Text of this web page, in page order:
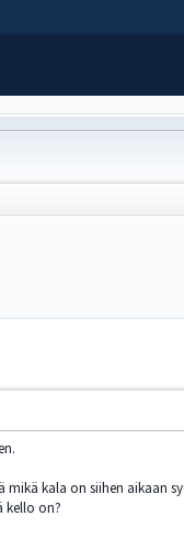
mikä kala on siihen aikaan
kello on?